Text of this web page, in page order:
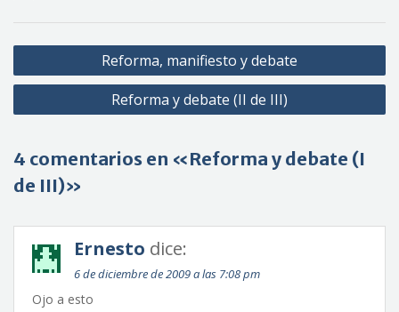
Navegación
de
Reforma, manifiesto y debate
Reforma y debate (II de III)
4 comentarios en «Reforma y debate (I
de III)»
Ernesto dice:
6 de diciembre de 2009 a las 7:08 pm
Ojo a esto